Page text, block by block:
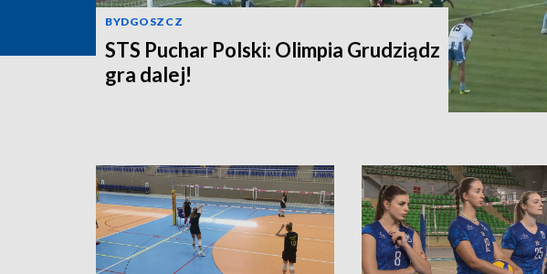
BYDGOSZCZ
STS Puchar Polski: Olimpia Grudziądz
gra dalej!